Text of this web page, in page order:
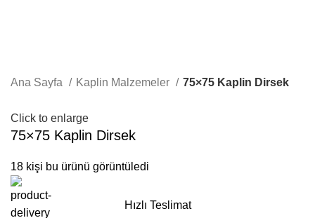
Ana Sayfa Kaplin Malzemeler 75×75 Kaplin Dirsek
Click to enlarge
75×75 Kaplin Dirsek
18 kişi bu ürünü görüntüledi
Hızlı Teslimat